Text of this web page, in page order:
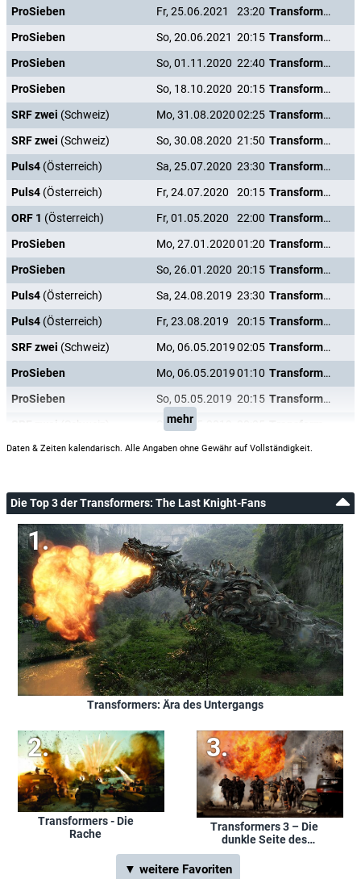
ProSieben
Fr, 25.06.2021 23:20
Transformers: The Last Knight
ProSieben
So, 20.06.2021 20:15
Transformers: The Last Knight
ProSieben
So, 01.11.2020 22:40
Transformers: The Last Knight
ProSieben
So, 18.10.2020 20:15
Transformers: The Last Knight
SRF zwei (Schweiz) Mo, 31.08.202002:25
Transformers: The Last Knight
SRF zwei (Schweiz) So, 30.08.2020 21:50
Transformers: The Last Knight
Puls4 (Österreich) Sa, 25.07.2020 23:30
Transformers: The Last Knight
Puls4 (Österreich) Fr, 24.07.2020 20:15
Transformers: The Last Knight
ORF 1 (Österreich) Fr, 01.05.2020 22:00
Transformers: The Last Knight
ProSieben
Mo, 27.01.202001:20
Transformers: The Last Knight
ProSieben
So, 26.01.2020 20:15
Transformers: The Last Knight
Puls4 (Österreich) Sa, 24.08.2019 23:30
Transformers: The Last Knight
Puls4 (Österreich) Fr, 23.08.2019 20:15
Transformers: The Last Knight
SRF zwei (Schweiz) Mo, 06.05.201902:05
Transformers: The Last Knight
ProSieben
Mo, 06.05.201901:10
Transformers: The Last Knight
ProSieben
So, 05.05.2019 20:15
Transformers: The Last Knight
So, 05.05.2019
mehr
Daten & Zeiten kalendarisch. Alle Angaben ohne Gewähr auf Vollständigkeit.
Die Top 3 der Transformers: The Last Knight-Fans
Transformers: Ära des Untergangs
Transformers - Die
Rache
Transformers 3 – Die
dunkle Seite des
▼ weitere Favoriten